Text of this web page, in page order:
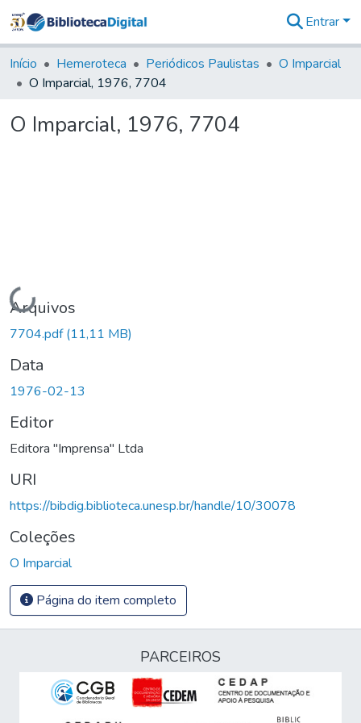
&
Coleções
Tudo na
Digital
Entrar
Início Hemeroteca Periódicos Paulistas
O Imparcial
O Imparcial, 1976, 7704
O Imparcial, 1976, 7704
Carregando...
Arquivos
7704.pdf(11,11 MB)
Data
1976-02-13
Editor
Editora "Imprensa" Ltda
URI
https://bibdig.biblioteca.unesp.br/handle/10/30078
Coleções
O Imparcial
Página do item completo
PARCEIROS